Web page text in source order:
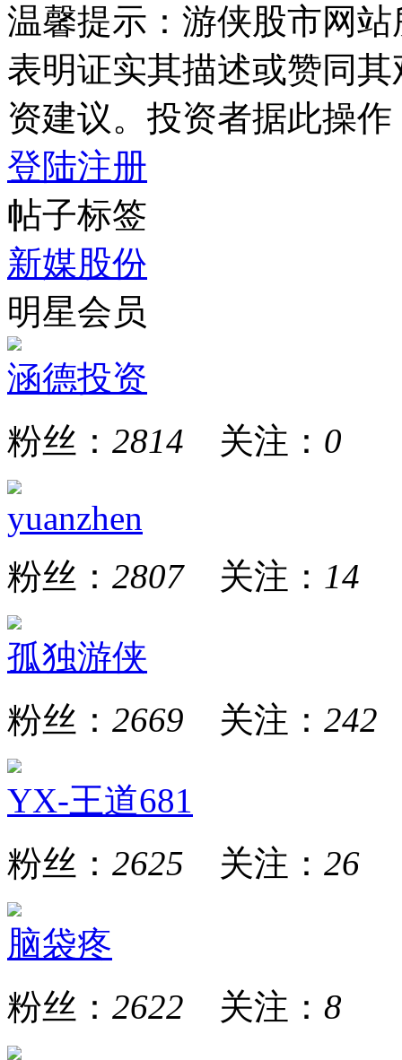
温馨提示：游侠股市网
表明证实其描述或赞同
资建议。投资者据此操
登陆注册
帖子标签
新媒股份
明星会员
涵德投资
粉丝： 2814 关注： 0
yuanzhen
粉丝： 2807关注： 14
孤独游侠
粉丝： 2669 关注： 242
YX-王道681
粉丝： 2625 关注： 26
脑袋疼
粉丝： 2622 关注： 8